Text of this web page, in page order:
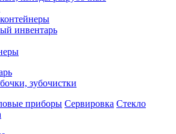
инвентарь
зубочистки
приборы Сервировка Стекло